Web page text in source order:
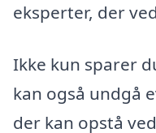
eksperter, der
Ikke kun sparer
kan også undgå
der kan opstå